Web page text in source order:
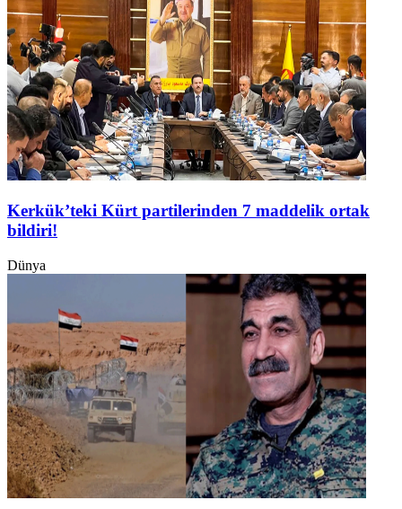
Kerkük’teki Kürt partilerinden 7 maddelik ortak
bildiri!
Dünya